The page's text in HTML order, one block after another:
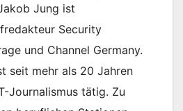
Jung ist
Security
und Channel Germany.
seit mehr als 20 Jahren
Journalismus tätig. Zu